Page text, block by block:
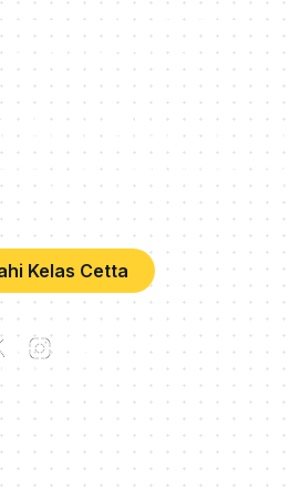
asing online interaktif
pembelajaran makin
Cita Cendekia
Oleos, Jl. TB Simatupang
RT.2/RW.1, Kebagusan, Ps.
Selatan, Daerah Khusus
Kelas Cetta